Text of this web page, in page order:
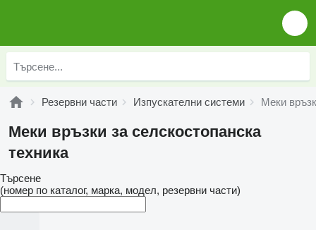
Резервни части Изпускателни системи Меки
Меки връзки за селскостопанска
техника
Търсене
(номер по каталог, марка, модел, резервни части)